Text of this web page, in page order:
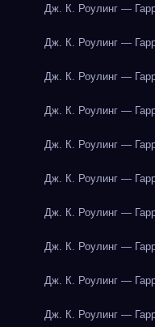
Дж. К. Роулинг —
Дж. К. Роулинг —
Дж. К. Роулинг —
Дж. К. Роулинг —
Дж. К. Роулинг —
Дж. К. Роулинг —
Дж. К. Роулинг —
Дж. К. Роулинг —
Дж. К. Роулинг —
Дж. К. Роулинг —